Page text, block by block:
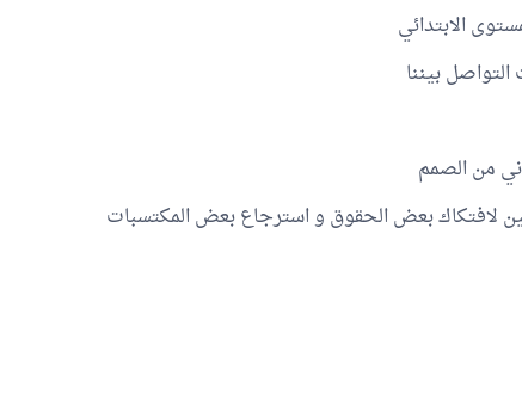
الابتدائي
بيننا
من الصمم
لافتكاك بعض الحقوق و استرجاع بعض المكتسبات